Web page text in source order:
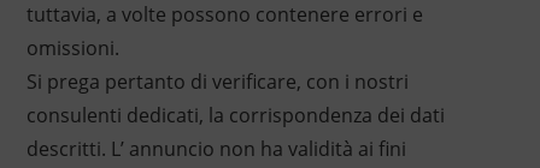
tuttavia, a volte possono contenere errori e
omissioni.
Si prega pertanto di verificare, con i nostri
consulenti dedicati, la corrispondenza dei dati
descritti. L’ annuncio non ha validità ai fini